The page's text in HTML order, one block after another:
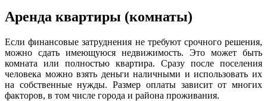
Аренда квартиры (комнаты)
Если финансовые затруднения не требуют срочного решения,
можно сдать имеющуюся недвижимость. Это может быть
комната или полностью квартира. Сразу после поселения
человека можно взять деньги наличными и использовать их
на собственные нужды. Размер оплаты зависит от многих
факторов, в том числе города и района проживания.